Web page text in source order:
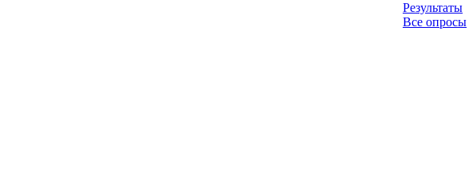
Результаты
Все опросы